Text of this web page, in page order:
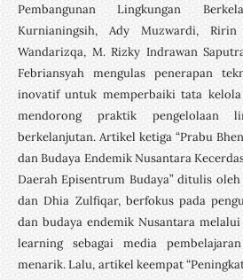
Pembangunan Lingkungan
Kurnianingsih, Ady Muzwardi,
Wandarizqa, M. Rizky Indrawan
Febriansyah mengulas penerapan
inovatif untuk memperbaiki tata kelola
mendorong praktik pengelolaan
berkelanjutan. Artikel ketiga “Prabu
dan Budaya Endemik Nusantara
Daerah Episentrum Budaya” ditulis
dan Dhia Zulfiqar, berfokus pada
dan budaya endemik Nusantara
learning sebagai media
menarik. Lalu, artikel keempat